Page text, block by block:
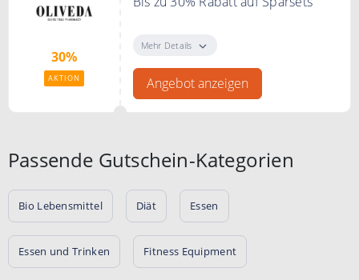
30%
AKTION
ausgewählte Sparsets.
Mehr Details
Angebot anzeigen
Passende Gutschein-Kategorien
Bio Lebensmittel Diät Essen
Essen und Trinken Fitness Equipment